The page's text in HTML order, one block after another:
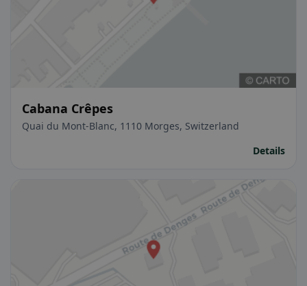
Cabana Crêpes
Quai du Mont-Blanc, 1110 Morges, Switzerland
Details